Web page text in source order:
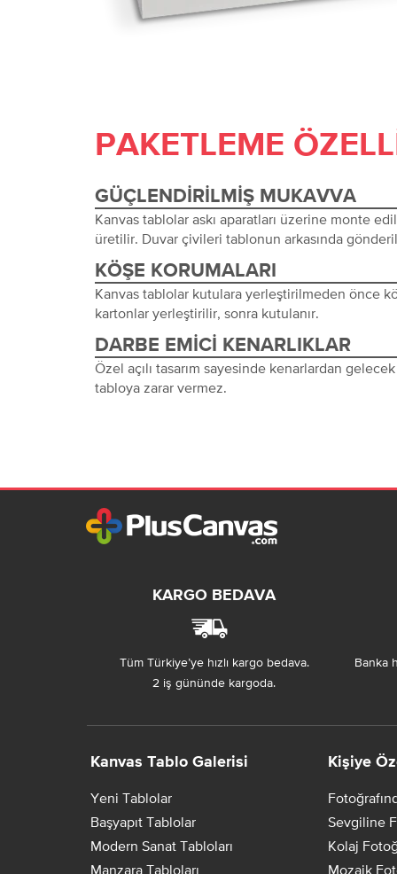
PAKETLEME
GÜÇLENDIRILMIŞ MUKAVVA
Kanvas tablolar askı aparatları üzerine monte
üretilir. Duvar çivileri tablonun arkasında
KÖŞE KORUMALARI
Kanvas tablolar kutulara yerleştirilmeden önce
kartonlar yerleştirilir, sonra kutulanır.
DARBE EMICI KENARLIKLAR
Özel açılı tasarım sayesinde kenarlardan
tabloya zarar vermez.
KARGO BEDAVA
Tüm Türkiye’ye hızlı kargo bedava.
2 iş gününde kargoda.
Banka
Kanvas Tablo Galerisi
Yeni Tablolar
Başyapıt Tablolar
Modern Sanat Tabloları
Manzara Tabloları
Kişiye
Sevgiline
Kolaj
Mozaik